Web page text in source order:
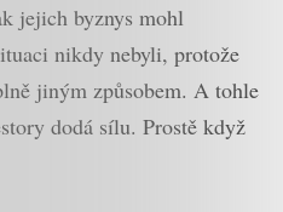
jejich byznys mohl
nikdy nebyli, protože
jiným způsobem. A tohle
dodá sílu. Prostě když